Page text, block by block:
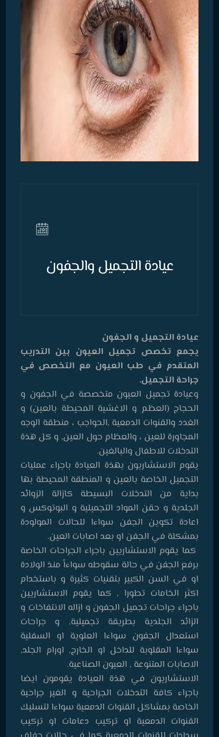
عيادة التجميل والجفون
عيادة التجميل و الجفون
يجمع تخصص تجميل العيون بين التدريب
المتقدم في طب العيون مع التخصص في
جراحة التجميل.
وعيادة تجميل العيون متخصصة في الجفون و
الحجاج (العظم و الاغشية المحيطة بالعين) و
الغدد والقنوات الدمعية ,الحواجب ، منطقة الوجه
المجاورة للعين ، والعظام حول العين, و كل هذة
التدخلات للاطفال والبالغين.
يقوم الاستشاريون بهذة العيادة باجراء عمليات
التجميل الخاصة بالعين و المنطقة المحيطة بها
بداية من التدخلات البسيطة كازالة الزوائد
الجلدية و حقن المواد التجميلية و البوتوكس و
اعادة تكوين الجفن سواءا للحالات المولودة
بمشكلة في الجفن او بعد اصابات العين.
كما يقوم الاستشاريين باجراء الجراحات الخاصة
برفع الجفن في حالة سقوطه سواءاً منذ الولادة
او في السن الكبير بتقنيات كثيرة و باستخدام
اكثر الخامات تطورا , كما يقوم الاستشاريين
باجراء جراحات تجميل الجفون و ازاله الانتفاخات و
الزائد الجلدية بطريقة تجميلية, و جراحات
استعدال الجفون سواءا العلوية او السفلية
سواءا المقلوبة للداخل او الخارج, اورام الجلد,
الاصابات المتنوعة , العيون الصناعية.
الاستشاريون في هذة العيادة يقومون ايضا
باجراء كافة التدخلات الجراحية و الغير جراحية
الخاصة بمشاكل القنوات الدمعية سواءا لتسليك
القنوات الدمعية او تركيب دعامات او تركيب